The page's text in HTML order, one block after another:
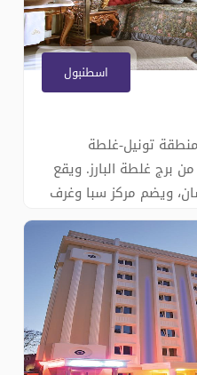
اسطنبول
تونيل-غلطة
وعلى بعد 350 متر من برج غلطة البارز. ويقع
ويضم مركز سبا وغرف
وتلفزيون مع قنوات
فنادق دارو سلطان
معظم الغرف إطلالات
ال�